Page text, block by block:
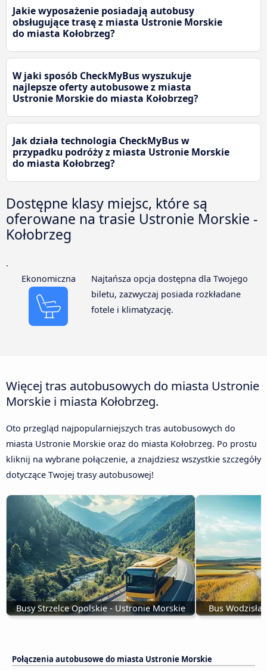
Jakie wyposażenie posiadają autobusy
obsługujące trasę z miasta Ustronie Morskie
do miasta Kołobrzeg?
W jaki sposób CheckMyBus wyszukuje
najlepsze oferty autobusowe z miasta
Ustronie Morskie do miasta Kołobrzeg?
Jak działa technologia CheckMyBus w
przypadku podróży z miasta Ustronie Morskie
do miasta Kołobrzeg?
Dostępne klasy miejsc, które są
oferowane na trasie Ustronie Morskie -
Kołobrzeg
.
Ekonomiczna
Najtańsza opcja dostępna dla Twojego
biletu, zazwyczaj posiada rozkładane
fotele i klimatyzację.
Więcej tras autobusowych do miasta Ustronie
Morskie i miasta Kołobrzeg.
Oto przegląd najpopularniejszych tras autobusowych do
miasta Ustronie Morskie oraz do miasta Kołobrzeg. Po prostu
kliknij na wybrane połączenie, a znajdziesz wszystkie szczegóły
dotyczące Twojej trasy autobusowej!
Busy Strzelce Opolskie - Ustronie Morskie Bus
Połączenia autobusowe do miasta Ustronie Morskie